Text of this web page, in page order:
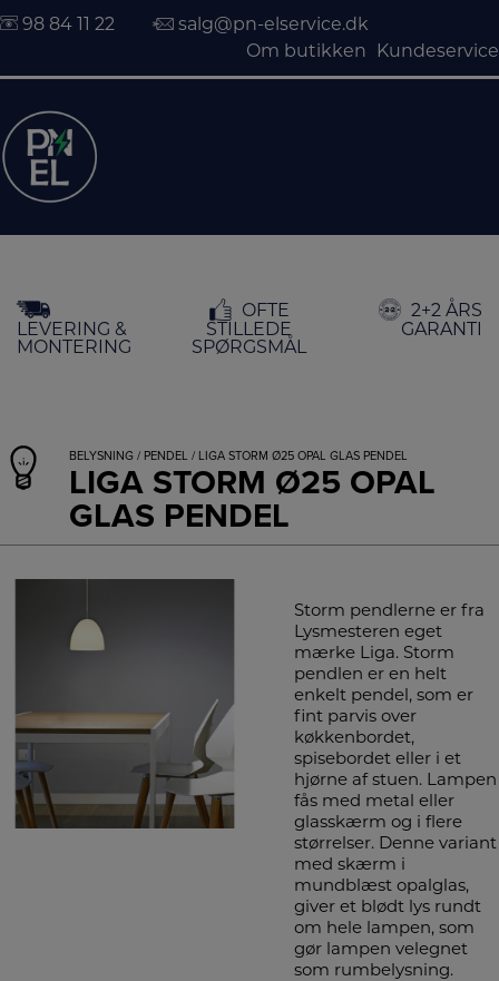
indholdet
98 84 11 22
salg@pn-elservice.dk
Om butikken
Kundeservice
LEVERING &
MONTERING
OFTE
STILLEDE
SPØRGSMÅL
2+2 ÅRS
GARANTI
BELYSNING / PENDEL / LIGA STORM Ø25 OPAL GLAS PENDEL
LIGA STORM Ø25 OPAL
GLAS PENDEL
Storm pendlerne er fra
Lysmesteren eget
mærke Liga. Storm
pendlen er en helt
enkelt pendel, som er
fint parvis over
køkkenbordet,
spisebordet eller i et
hjørne af stuen. Lampen
fås med metal eller
glasskærm og i flere
størrelser. Denne variant
med skærm i
mundblæst opalglas,
giver et blødt lys rundt
om hele lampen, som
gør lampen velegnet
som rumbelysning.